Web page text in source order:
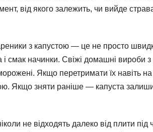
від якого залежить, чи вийде
з капустою — це не просто
і смак начинки. Свіжі домашні вироби з
Якщо перетримати їх навіть
Якщо зняти раніше — капуста
не відходять далеко від плити